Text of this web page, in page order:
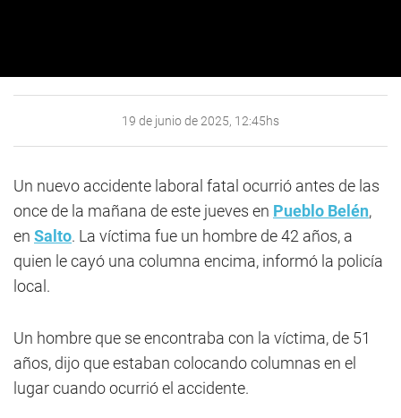
19 de junio de 2025, 12:45hs
Un nuevo accidente laboral fatal ocurrió antes de las
once de la mañana de este jueves en Pueblo Belén,
en Salto. La víctima fue un hombre de 42 años, a
quien le cayó una columna encima, informó la policía
local.
Un hombre que se encontraba con la víctima, de 51
años, dijo que estaban colocando columnas en el
lugar cuando ocurrió el accidente.